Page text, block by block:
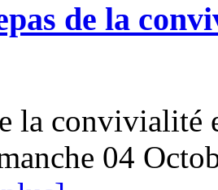
de la
la convivialité
04